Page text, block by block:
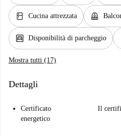
kitchen Cucina attrezzata balcony
garage Disponibilità di parcheggio
Mostra tutti (17)
Dettagli
Certificato
energetico
Il